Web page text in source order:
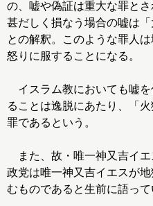
の、嘘や偽証は重大な罪と
甚だしく損なう場合の嘘は
との解釈。このような罪人
怒りに服することになる。
イスラム教においても嘘を
ることは逸脱にあたり、「
罪であるという。
また、故・唯一神又吉イエ
政党は唯一神又吉イエスが
むものであると生前に語って